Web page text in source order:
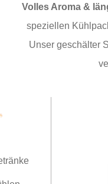
Volles Aroma &
speziellen
Unser geschälter